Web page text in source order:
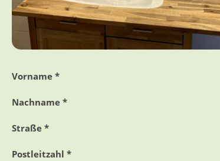
Vorname *
Nachname *
Straße *
Postleitzahl *